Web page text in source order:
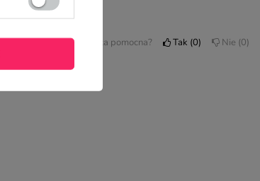
Czy opinia była pomocna? Tak 0 Nie 0